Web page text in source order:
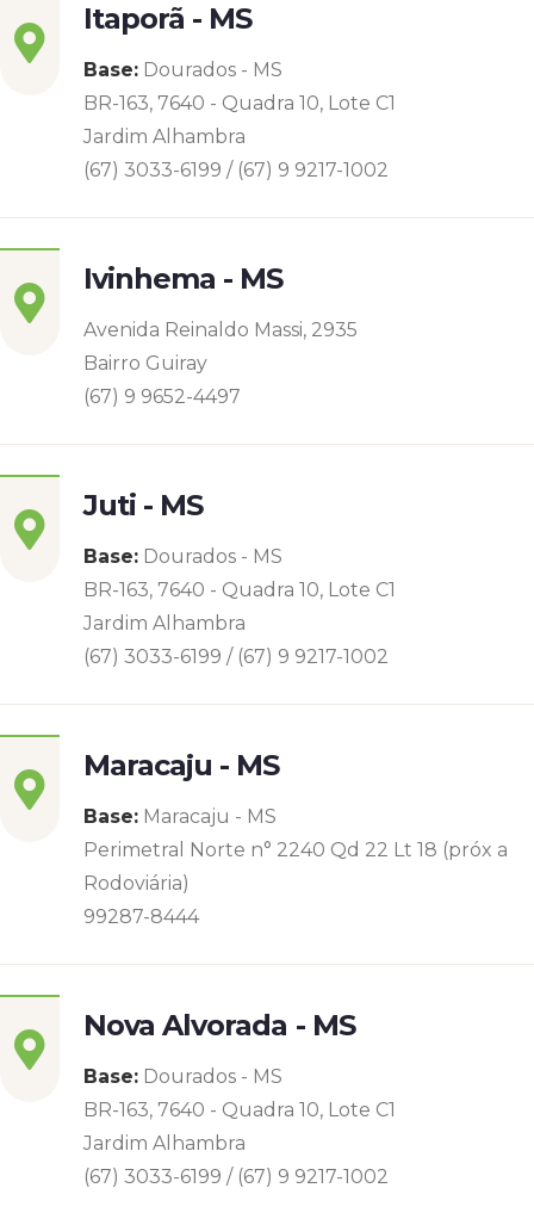
Itaporã - MS
Base: Dourados - MS
BR-163, 7640 - Quadra 10, Lote C1
Jardim Alhambra
(67) 3033-6199 / (67) 9 9217-1002
Ivinhema - MS
Avenida Reinaldo Massi, 2935
Bairro Guiray
(67) 9 9652-4497
Juti - MS
Base: Dourados - MS
BR-163, 7640 - Quadra 10, Lote C1
Jardim Alhambra
(67) 3033-6199 / (67) 9 9217-1002
Maracaju - MS
Base: Maracaju - MS
Perimetral Norte n° 2240 Qd 22 Lt 18 (próx a
Rodoviária)
99287-8444
Nova Alvorada - MS
Base: Dourados - MS
BR-163, 7640 - Quadra 10, Lote C1
Jardim Alhambra
(67) 3033-6199 / (67) 9 9217-1002